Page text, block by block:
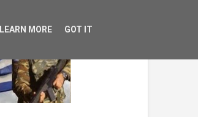
LEARN MORE GOT IT